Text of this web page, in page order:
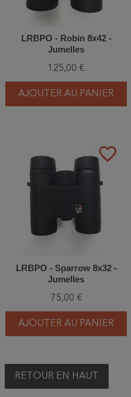
LRBPO - Robin 8x42 -
Jumelles
125,00 €
AJOUTER AU PANIER
favorite_border
LRBPO - Sparrow 8x32 -
Jumelles
75,00 €
AJOUTER AU PANIER
RETOUR EN HAUT